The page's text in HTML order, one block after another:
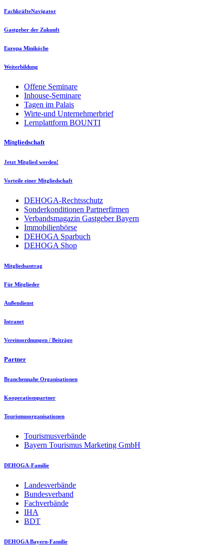
FachkräfteNavigator
Gastgeber der Zukunft
Europa Miniköche
Weiterbildung
Offene Seminare
Inhouse-Seminare
Tagen im Palais
Wirte-und Unternehmerbrief
Lernplattform BOUNTI
Mitgliedschaft
Jetzt Mitglied werden!
Vorteile einer Mitgliedschaft
DEHOGA-Rechtsschutz
Sonderkonditionen Partnerfirmen
Verbandsmagazin Gastgeber Bayern
Immobilienbörse
DEHOGA Sparbuch
DEHOGA Shop
Mitgliedsantrag
Für Mitglieder
Außendienst
Intranet
Vereinsordnungen / Beiträge
Partner
Branchennahe Organisationen
Kooperationspartner
Tourismusorganisationen
Tourismusverbände
Bayern Tourismus Marketing GmbH
DEHOGA-Familie
Landesverbände
Bundesverband
Fachverbände
IHA
BDT
DEHOGA Bayern-Familie